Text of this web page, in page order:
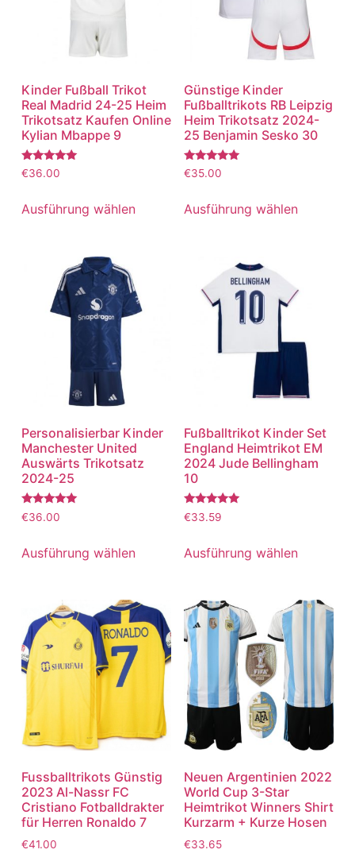
Kinder Fußball Trikot
Real Madrid 24-25 Heim
Trikotsatz Kaufen Online
Kylian Mbappe 9
Bewertet
mit
von 5
€36.00
Ausführung wählen
Günstige Kinder
Fußballtrikots RB Leipzig
Heim Trikotsatz 2024-
25 Benjamin Sesko 30
Bewertet
mit
von 5
€35.00
Ausführung wählen
Personalisierbar Kinder
Manchester United
Auswärts Trikotsatz
2024-25
Bewertet
mit
€36.00
Ausführung wählen
Fußballtrikot Kinder Set
England Heimtrikot EM
2024 Jude Bellingham
10
Bewertet
mit
€33.59
Ausführung wählen
Fussballtrikots Günstig
2023 Al-Nassr FC
Cristiano Fotballdrakter
für Herren Ronaldo 7
€41.00
Neuen Argentinien 2022
World Cup 3-Star
Heimtrikot Winners Shirt
Kurzarm + Kurze Hosen
€33.65